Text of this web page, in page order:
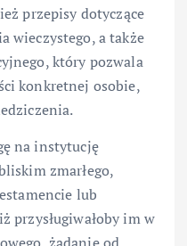
przepisy dotyczące
wieczystego, a także
który pozwala
konkretnej osobie,
na instytucję
zmarłego,
lub
przysługiwałoby im w
żądanie od